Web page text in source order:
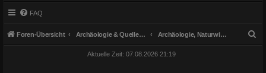
FAQ
Foren-Übersicht Archäologie & Quellengattungen Archäologie, Naturwissenschaften, Methodik
Aktuelle Zeit: 07.08.2026 21:19